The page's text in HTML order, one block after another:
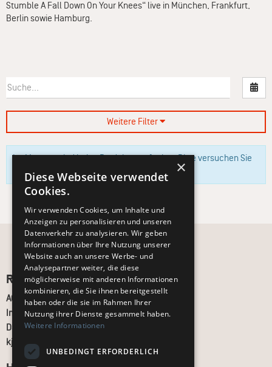
Stumble A Fall Down On Your Knees“ live in München, Frankfurt,
Berlin sowie Hamburg.
Weitere Filter
Im Moment sind keine Produkte verfügbar. Bitte versuchen Sie
es zu einem späteren Zeitpunkt erneut.
Recht und Ordnung
AGB
Impressum
Datenschutz
kj.de
×
Diese Webseite verwendet
Cookies.
Wir verwenden Cookies, um Inhalte und
Anzeigen zu personalisieren und unseren
Datenverkehr zu analysieren. Wir geben
Informationen über Ihre Nutzung unserer
Website auch an unsere Werbe- und
Analysepartner weiter, die diese
möglicherweise mit anderen Informationen
kombinieren, die Sie ihnen bereitgestellt
haben oder die sie im Rahmen Ihrer
Nutzung ihrer Dienste gesammelt haben.
Weitere Informationen
UNBEDINGT ERFORDERLICH